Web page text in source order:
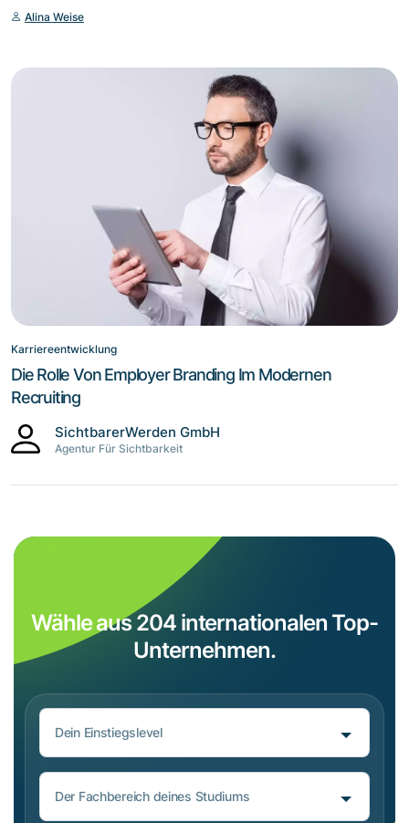
Alina Weise
Karriereentwicklung
Die Rolle Von Employer Branding Im Modernen
Recruiting
SichtbarerWerden GmbH
Agentur Für Sichtbarkeit
Wähle aus 204 internationalen Top-
Unternehmen.
Dein Einstiegslevel
Der Fachbereich deines Studiums